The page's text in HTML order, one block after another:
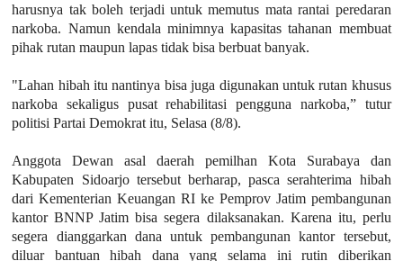
harusnya tak boleh terjadi untuk memutus mata rantai peredaran
narkoba. Namun kendala minimnya kapasitas tahanan membuat
pihak rutan maupun lapas tidak bisa berbuat banyak.
"Lahan hibah itu nantinya bisa juga digunakan untuk rutan khusus
narkoba sekaligus pusat rehabilitasi pengguna narkoba,” tutur
politisi Partai Demokrat itu, Selasa (8/8).
Anggota Dewan asal daerah pemilhan Kota Surabaya dan
Kabupaten Sidoarjo tersebut berharap, pasca serahterima hibah
dari Kementerian Keuangan RI ke Pemprov Jatim pembangunan
kantor BNNP Jatim bisa segera dilaksanakan. Karena itu, perlu
segera dianggarkan dana untuk pembangunan kantor tersebut,
diluar bantuan hibah dana yang selama ini rutin diberikan